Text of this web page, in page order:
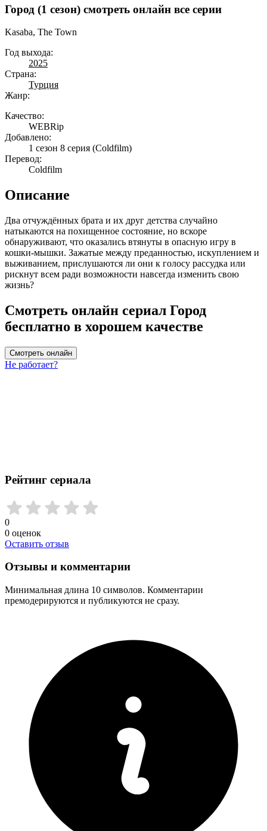
Город (1 сезон) смотреть онлайн все серии
Kasaba, The Town
Год выхода:
2025
Страна:
Турция
Жанр:
Качество:
WEBRip
Добавлено:
1 сезон 8 серия (Coldfilm)
Перевод:
Coldfilm
Описание
Два отчуждённых брата и их друг детства случайно
натыкаются на похищенное состояние, но вскоре
обнаруживают, что оказались втянуты в опасную игру в
кошки-мышки. Зажатые между преданностью, искуплением и
выживанием, прислушаются ли они к голосу рассудка или
рискнут всем ради возможности навсегда изменить свою
жизнь?
Смотреть онлайн сериал Город
бесплатно в хорошем качестве
Смотреть онлайн
Не работает?
Рейтинг сериала
0
0 оценок
Оставить отзыв
Отзывы и комментарии
Минимальная длина 10 символов. Комментарии
премодерируются и публикуются не сразу.